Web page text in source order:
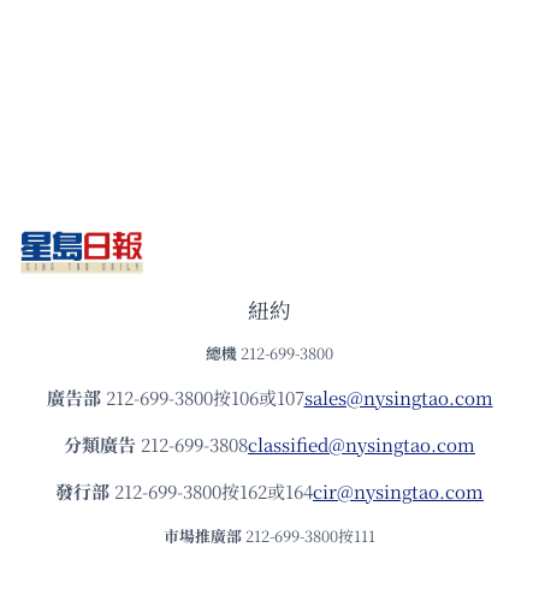
紐約
總機 212-699-3800
廣告部212-699-3800按106或107sales@nysingtao.com
分類廣告 212-699-3808classified@nysingtao.com
發⾏部 212-699-3800按162或164cir@nysingtao.com
市場推廣部 212-699-3800按111